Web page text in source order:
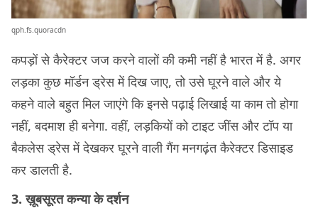
qph.fs.quoracdn
कपड़ों से कैरेक्टर जज करने वालों की कमी नहीं है भारत में है. अगर
लड़का कुछ मॉर्डन ड्रेस में दिख जाए, तो उसे घूरने वाले और ये
कहने वाले बहुत मिल जाएंगे कि इनसे पढ़ाई लिखाई या काम तो होगा
नहीं, बदमाश ही बनेगा. वहीं, लड़कियों को टाइट जींस और टॉप या
बैकलेस ड्रेस में देखकर घूरने वाली गैंग मनगढ़ंत कैरेक्टर डिसाइड
कर डालती है.
3. ख़ूबसूरत कन्या के दर्शन